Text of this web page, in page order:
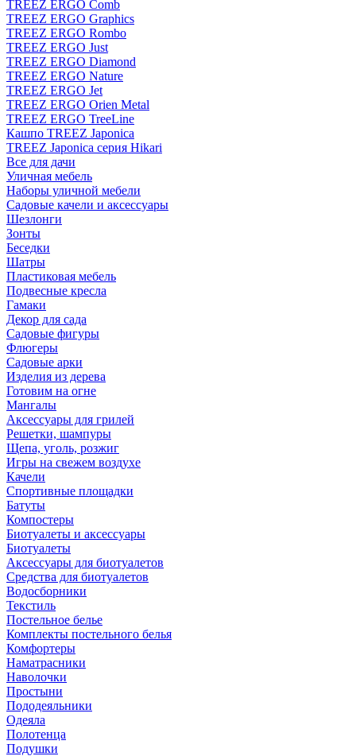
TREEZ ERGO Comb
TREEZ ERGO Graphics
TREEZ ERGO Rombo
TREEZ ERGO Just
TREEZ ERGO Diamond
TREEZ ERGO Nature
TREEZ ERGO Jet
TREEZ ERGO Orien Metal
TREEZ ERGO TreeLine
Кашпо TREEZ Japonica
TREEZ Japonica серия Hikari
Все для дачи
Уличная мебель
Наборы уличной мебели
Садовые качели и аксессуары
Шезлонги
Зонты
Беседки
Шатры
Пластиковая мебель
Подвесные кресла
Гамаки
Декор для сада
Садовые фигуры
Флюгеры
Садовые арки
Изделия из дерева
Готовим на огне
Мангалы
Аксессуары для грилей
Решетки, шампуры
Щепа, уголь, розжиг
Игры на свежем воздухе
Качели
Спортивные площадки
Батуты
Компостеры
Биотуалеты и аксессуары
Биотуалеты
Аксессуары для биотуалетов
Средства для биотуалетов
Водосборники
Текстиль
Постельное белье
Комплекты постельного белья
Комфортеры
Наматрасники
Наволочки
Простыни
Пододеяльники
Одеяла
Полотенца
Подушки